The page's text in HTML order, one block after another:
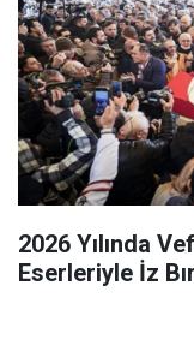
2026 Yılında
Eserleriyle İz